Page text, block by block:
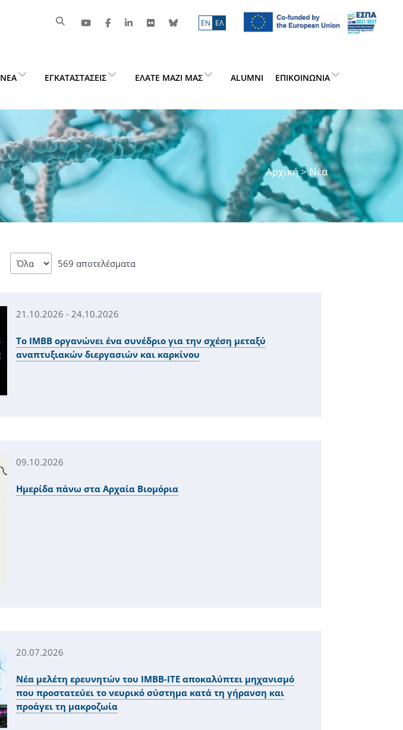
ΕN ΕΛ
ΝΈΑ ΕΓΚΑΤΑΣΤΆΣΕΙΣ ΕΛΆΤΕ ΜΑΖΊ ΜΑΣ ALUMNI ΕΠΙΚΟΙΝΩΝΊΑ
Αρχική> Νέα
569 αποτελέσματα
21.10.2026 - 24.10.2026
Το ΙΜΒΒ οργανώνει ένα συνέδριο για την σχέση μεταξύ
αναπτυξιακών διεργασιών και καρκίνου
09.10.2026
Ημερίδα πάνω στα Αρχαία Βιομόρια
20.07.2026
Νέα μελέτη ερευνητών του ΙΜΒΒ-ΙΤΕ αποκαλύπτει μηχανισμό
που προστατεύει το νευρικό σύστημα κατά τη γήρανση και
προάγει τη μακροζωία